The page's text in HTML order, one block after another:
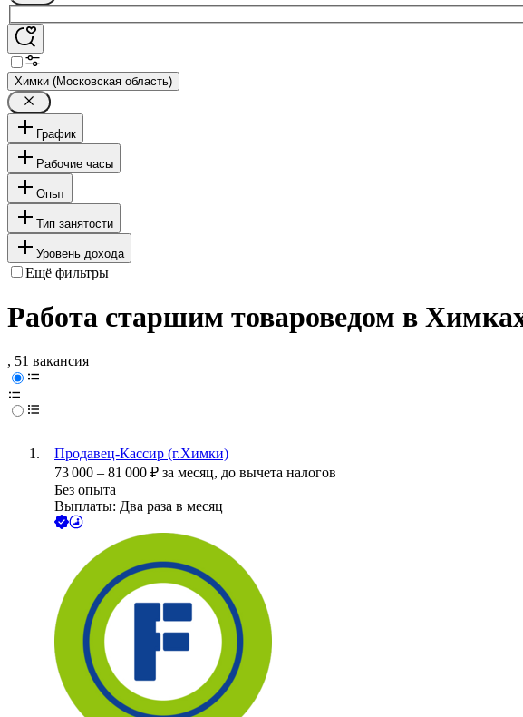
Химки (Московская область)
График
Рабочие часы
Опыт
Тип занятости
Уровень дохода
Ещё фильтры
Работа старшим товароведом в
, 51 вакансия
Продавец-Кассир (г.Химки)
73 000 – 81 000 ₽ за месяц, до вычета налогов
Без опыта
Выплаты: Два раза в месяц